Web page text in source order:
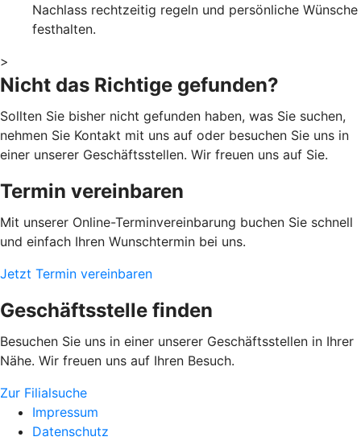
Nachlass rechtzeitig regeln und persönliche Wünsche
festhalten.
>
Nicht das Richtige gefunden?
Sollten Sie bisher nicht gefunden haben, was Sie suchen,
nehmen Sie Kontakt mit uns auf oder besuchen Sie uns in
einer unserer Geschäftsstellen. Wir freuen uns auf Sie.
Termin vereinbaren
Mit unserer Online-Terminvereinbarung buchen Sie schnell
und einfach Ihren Wunschtermin bei uns.
Jetzt Termin vereinbaren
Geschäftsstelle finden
Besuchen Sie uns in einer unserer Geschäftsstellen in Ihrer
Nähe. Wir freuen uns auf Ihren Besuch.
Zur Filialsuche
Impressum
Datenschutz